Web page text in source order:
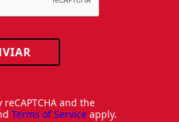
and the
Terms of Service apply.